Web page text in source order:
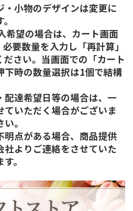
小物のデザインは変更に
望の場合は、カート画面
要数量を入力し「再計算」
ださい。当画面での「カート
下時の数量選択は1個で結構
達希望日等の場合は、一
ていただく場合がございま
。
点がある場合、商品提供
社よりご連絡をさせていた
。